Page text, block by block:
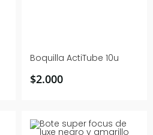
Boquilla ActiTube 10u
$2.000